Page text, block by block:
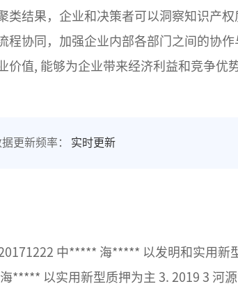
结果，企业和决策者可以洞察知识产
协同，加强企业内部各部门之间的协
值, 能够为企业带来经济利益和竞争优
更新频率： 实时更新
中***** 海***** 以发明和实用新
以实用新型质押为主 3. 2019 3 河